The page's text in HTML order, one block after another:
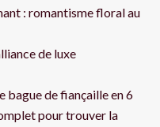
: romantisme floral au
de luxe
bague de fiançaille en 6
pour trouver la